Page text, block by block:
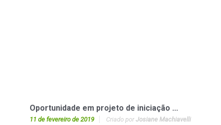
Oportunidade em projeto de iniciação ...
11 de fevereiro de 2019 Criado porJosiane Machiavelli